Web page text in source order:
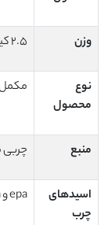
وزن ۲.۵ کیلوگرم
نوع
محصول
مکمل
منبع
اسیدهای
چرب
epa و dha